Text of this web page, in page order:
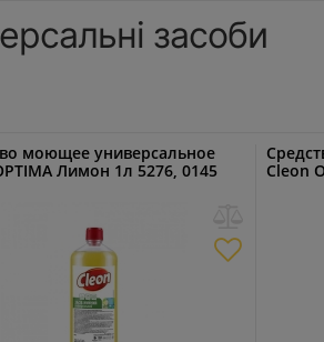
засоби
моющее универсальное
Лимон 1л 5276, 0145
Cleon